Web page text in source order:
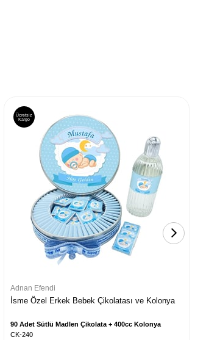
Adnan Efendi
İsme Özel Erkek Bebek Çikolatası ve Kolonya
90 Adet Sütlü Madlen Çikolata + 400cc Kolonya
CK-240
Ücretsiz
Kargo